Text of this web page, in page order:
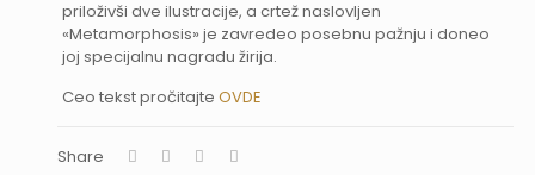
priloživši dve ilustracije, a crtež naslovljen
«Metamorphosis» je zavredeo posebnu pažnju i doneo
joj specijalnu nagradu žirija.
Ceo tekst pročitajte OVDE
Share